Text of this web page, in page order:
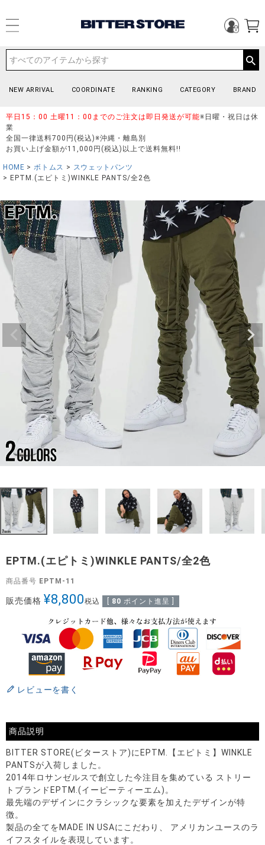
NEW ARRIVAL COORDINATE RANKING CATEGORY BRAND
平日15：00 土曜11：00までのご注文は即日発送が可能※日曜・祝日は休
業
全国一律送料700円(税込)※沖縄・離島別
お買い上げ金額が11,000円(税込)以上で送料無料!!
HOME ボトムス
スウェットパンツ
EPTM.(エピトミ)WINKLE PANTS/全2色
EPTM.(エピトミ)WINKLE PANTS/全2色
商品番号 EPTM-11
販売価格 ¥8,800税込 80 ポイント進呈 ]
レビューを書く
商品説明
BITTER STORE(ビターストア)にEPTM.【エピトミ】WINKLE
PANTSが入荷しました。
2014年ロサンゼルスで創立した今注目を集めている ストリー
トブランドEPTM.(イーピーティーエム)。
最先端のデザインにクラシックな要素を加えたデザインが特
徴。
製品の全てをMADE IN USAにこだわり、 アメリカンユースのラ
イフスタイルを表現しています。